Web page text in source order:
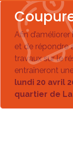
Afin
et de répondre
travaux sur le
entraîneront
lundi 20 avril
quartier de